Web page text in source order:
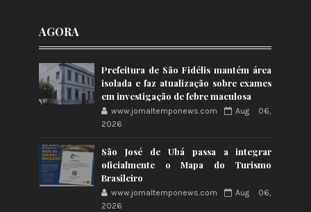
AGORA
Prefeitura de São Fidélis mantém área
isolada e faz atualização sobre exames
em investigação de febre maculosa
www.jornaltemponews.com
Aug 06,
2026
São José de Ubá passa a integrar
oficialmente o Mapa do Turismo
Brasileiro
www.jornaltemponews.com
Aug 06,
2026